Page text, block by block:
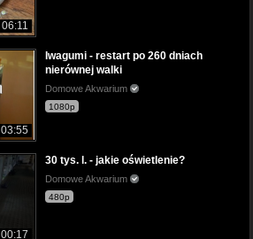
06:11
03:55
Iwagumi - restart po 260 dniach
nierównej walki
Domowe Akwarium
1080p
00:17
30 tys. l. - jakie oświetlenie?
Domowe Akwarium
480p